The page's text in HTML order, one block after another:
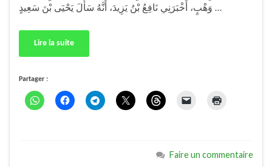
وَهْبٍ، أَخْبَرَنِي نَافِعُ بْنُ يَزِيدَ، أَنَّهُ سَأَلَ يَحْيَى بْنَ سَعِيدٍ …
Lire la suite
Partager :
Faire un commentaire